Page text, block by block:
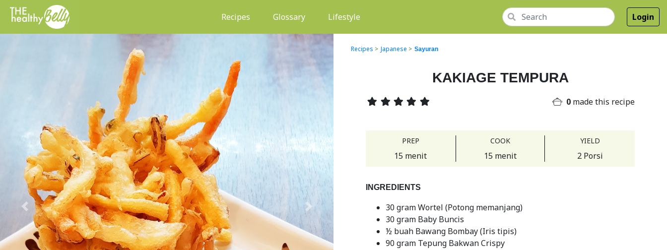
Recipes (current)Glossary Lifestyle Login
Previous Next
Recipes > Japanese > Sayuran
KAKIAGE TEMPURA
0 made this recipe
PREP
15 menit
COOK
15 menit
YIELD
2 Porsi
INGREDIENTS
30 gram Wortel (Potong memanjang)
30 gram Baby Buncis
½ buah Bawang Bombay (Iris tipis)
90 gram Tepung Bakwan Crispy